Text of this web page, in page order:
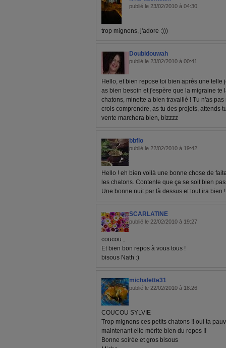
publié le 23/02/2010 à 04:30
trop mignons, j'adore :)))
Doubidouwah
publié le 23/02/2010 à 00:41
Hello, et bien repose toi bien après une telle
as bien besoin et j'espère que la migraine te
chatons, minette a bien travaillé ! Tu n'as
crois comprendre, as tu des projets, attends
vente marchera bien, bizzzz
bbflo
publié le 22/02/2010 à 19:42
Hello ! eh bien voilà une bonne chose de
les chatons. Contente que ça se soit bien
Une bonne nuit par là dessus et tout ira bien
SCARLATINE
publié le 22/02/2010 à 19:27
coucou ,
Et bien bon repos à vous tous !
bisous Nath :)
michalette31
publié le 22/02/2010 à 18:26
COUCOU SYLVIE
Trop mignons ces petits chatons !! oui ta
maintenant elle mérite bien du repos !!
Bonne soirée et gros bisous